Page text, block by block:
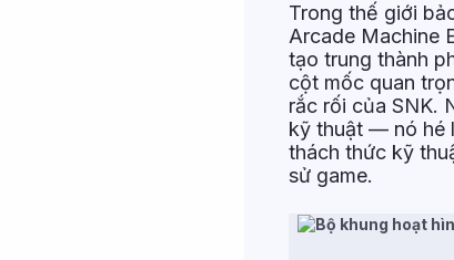
Trong thế giới
Arcade Machine
tạo trung thành
cột mốc quan
rắc rối của SNK.
kỹ thuật — nó hé
thách thức kỹ
sử game.